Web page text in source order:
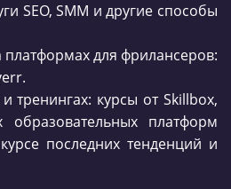
SEO, SMM и другие способы
платформах для фрилансеров:
и тренингах: курсы от Skillbox,
платформ
последних тенденций и